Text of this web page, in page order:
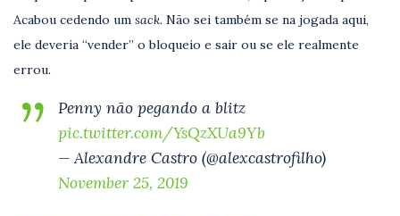
Acabou cedendo um sack. Não sei também se na jogada aqui,
ele deveria “vender” o bloqueio e sair ou se ele realmente
errou.
Penny não pegando a blitz
pic.twitter.com/YsQzXUa9Yb
— Alexandre Castro (@alexcastrofilho)
November 25, 2019